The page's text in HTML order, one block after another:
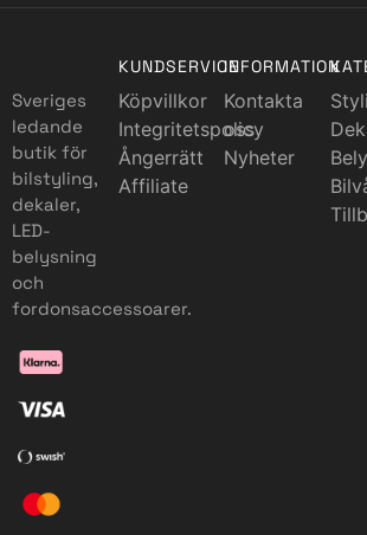
Sveriges
ledande
butik för
bilstyling,
dekaler,
LED-
belysning
och
fordonsaccessoarer.
KUNDSERVICE
Köpvillkor
Integritetspolicy
Ångerrätt
Affiliate
INFORMATION
Kontakta
oss
Nyheter